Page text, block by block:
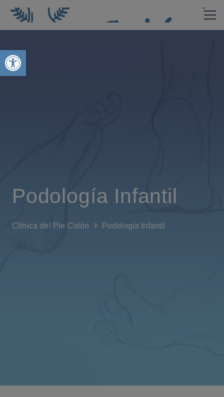
Abrir barra de herramientas
Podología Infantil
Clínica del Pie Colón Podología Infantil